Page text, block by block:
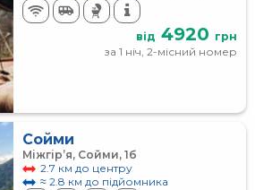
від 4920 грн
за 1 ніч, 2-місний номер
Сойми
Міжгір’я, Сойми, 1б
2.7 км до центру
≈ 2.8 км до підйомника